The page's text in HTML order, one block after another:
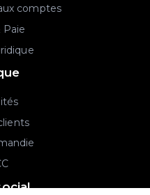
comptes
Paie